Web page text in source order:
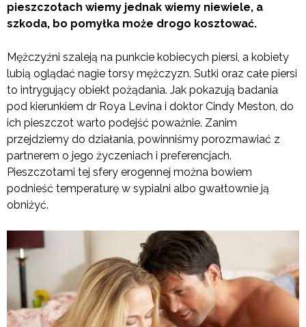
pieszczotach wiemy jednak wiemy niewiele, a
szkoda, bo pomyłka może drogo kosztować.
Mężczyźni szaleją na punkcie kobiecych piersi, a kobiety
lubią oglądać nagie torsy mężczyzn. Sutki oraz całe piersi
to intrygujący obiekt pożądania. Jak pokazują badania
pod kierunkiem dr Roya Levina i doktor Cindy Meston, do
ich pieszczot warto podejść poważnie. Zanim
przejdziemy do działania, powinniśmy porozmawiać z
partnerem o jego życzeniach i preferencjach.
Pieszczotami tej sfery erogennej można bowiem
podnieść temperaturę w sypialni albo gwałtownie ją
obniżyć.